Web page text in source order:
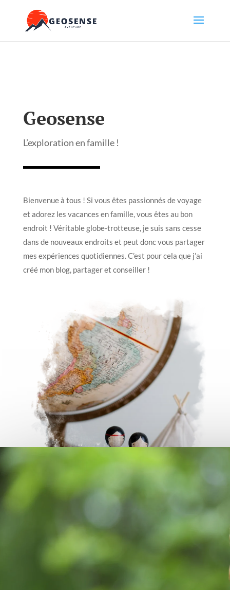
Geosense
L’exploration en famille !
Bienvenue à tous ! Si vous êtes passionnés de voyage
et adorez les vacances en famille, vous êtes au bon
endroit ! Véritable globe-trotteuse, je suis sans cesse
dans de nouveaux endroits et peut donc vous partager
mes expériences quotidiennes. C’est pour cela que j’ai
créé mon blog, partager et conseiller !